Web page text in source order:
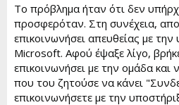
Το πρόβλημα ήταν ότι δεν
προσφερόταν. Στη συνέχεια,
επικοινωνήσει απευθείας με την
Microsoft. Αφού έψαξε λίγο,
επικοινωνήσει με την ομάδα
που του ζητούσε να κάνει
επικοινωνήσετε με την